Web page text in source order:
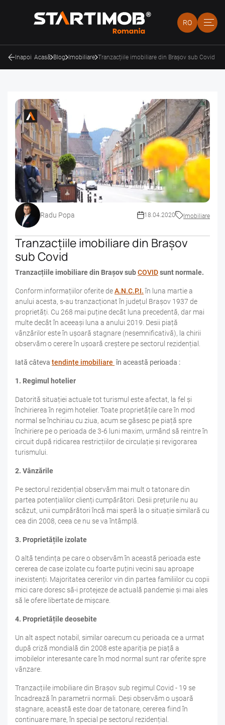
RO
Inapoi Acasă Blog Imobiliare Tranzacțiile imobiliare din Brașov sub Covid
Radu Popa 18.04.2020 Imobiliare
Tranzacțiile imobiliare din Brașov
sub Covid
Tranzacțiile imobiliare din Brașov subCOVIDsunt normale.
Conform informațiilor oferite deA.N.C.P.I.în luna martie a
anului acesta, s-au tranzacționat în județul Brașov 1937 de
proprietăți. Cu 268 mai puține decât luna precedentă, dar mai
multe decât în aceeași luna a anului 2019. Desii piață
vânzărilor este în ușoară stagnare (nesemnificativă), la chirii
observăm o cerere în ușoară creștere pe sectorul rezidențial.
Iată câteva tendințe imobiliare în această perioada :
1. Regimul hotelier
Datorită situației actuale tot turismul este afectat, la fel și
închirierea în regim hotelier. Toate proprietățile care în mod
normal se închiriau cu ziua, acum se găsesc pe piață spre
închiriere pe o perioada de 3-6 luni maxim, urmând să reintre în
circuit după ridicarea restricțiilor de circulație și revigorarea
turismului.
2. Vânzările
Pe sectorul rezidențial observăm mai mult o tatonare din
partea potențialilor clienți cumpărători. Desii prețurile nu au
scăzut, unii cumpărători încă mai speră la o situație similară cu
cea din 2008, ceea ce nu se va întâmplă.
3. Proprietățile izolate
O altă tendința pe care o observăm în această perioada este
cererea de case izolate cu foarte puțini vecini sau aproape
inexistenți. Majoritatea cererilor vin din partea familiilor cu copii
mici care doresc să-i protejeze de actuală pandemie și mai ales
să le ofere libertate de mișcare.
4. Proprietățile deosebite
Un alt aspect notabil, similar oarecum cu perioada ce a urmat
după criză mondială din 2008 este apariția pe piață a
imobilelor interesante care în mod normal sunt rar oferite spre
vânzare.
Tranzacțiile imobiliare din Brașov sub regimul Covid - 19 se
încadrează în parametrii normali. Deși observăm o ușoară
stagnare, această este doar de tatonare, cererea fiind în
continuare mare, în special pe sectorul rezidențial.